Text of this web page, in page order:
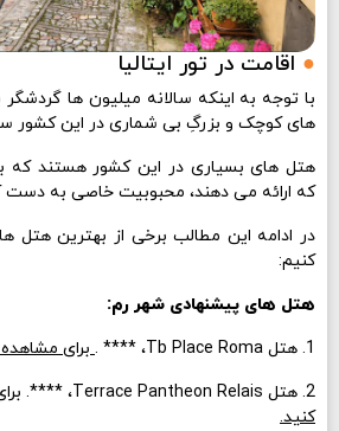
● اقامت در تور ایتالیا
با توجه به اینکه سالانه میلیون ها گردشگر
های کوچک و بزرگِ بی شماری در این کشور
هتل های بسیاری در این کشور هستند که
که ارائه می دهند، محبوبیت خاصی به دست
در ادامه این مطالب برخی از بهترین هتل
کنیم:
هتل های پیشنهادی شهر رم:
1. هتل Tb Place Roma، **** .
برای
2. هتل Terrace Pantheon Relais، ****.
کنید.